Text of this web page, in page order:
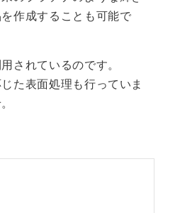
作成することも可能で
されているのです。
た表面処理も行っていま